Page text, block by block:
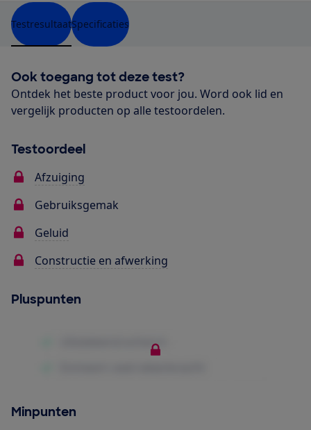
TestresultaatSpecificaties
Ook toegang tot deze test?
Ontdek het beste product voor jou. Word ook lid en
vergelijk producten op alle testoordelen.
Testoordeel
Afzuiging
Gebruiksgemak
Geluid
Constructie en afwerking
Pluspunten
Minpunten